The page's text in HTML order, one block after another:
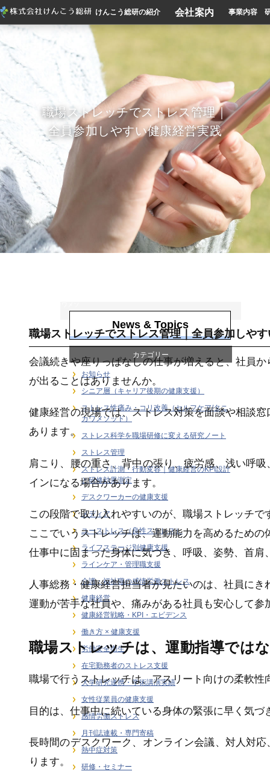
けんこう総研の紹介 会社案内 事業内容
職場ストレッチでストレス管理｜
全員参加しやすい健康経営実践
職場ストレッチでストレス管理｜全員参加しや
会議続きや座りっぱなしの仕事が増えると、社員
が出ることはありませんか。
健康経営の現場では、ストレス対策を面談や相談
あります。
肩こり、腰の重さ、背中の張り、疲労感、浅い呼
インになる場合があります。
この段階で取り入れやすいのが、職場ストレッチで
ここでいうストレッチは、運動能力を高めるための
仕事中に固まった身体に気づき、呼吸、姿勢、首
人事総務・健康経営担当者が見たいのは、社員に
運動が苦手な社員や、痛みがある社員も安心して
職場ストレッチは、運動指導では
職場で行うストレッチは、アスリート向けの柔軟
目的は、仕事中に続いている身体の緊張に早く気
長時間のデスクワーク、オンライン会議、対人対
ります。
News & Topics
カテゴリー
お知らせ
シニア層（キャリア後期の健康支援）
ストレス性痛み・コリ改善（セルフケア/タニ
カワメソッド）
ストレス科学を職場研修に変える研究ノート
ストレス管理
ストレス計測・行動変容｜健康経営のKPI設計
と研修効果測定
デスクワーカーの健康支援
メディア
ユーストレス（良性ストレス）
ライフステージ別健康支援
ラインケア・管理職支援
介護・福祉職の感情労働ストレス
健康経営
健康経営戦略・KPI・エビデンス
働き方 × 健康支援
労働安全衛生
在宅勤務者のストレス支援
大学研究連携・学術講演実績
女性従業員の健康支援
感情労働ストレス
月刊誌連載・専門寄稿
熱中症対策
研修・セミナー